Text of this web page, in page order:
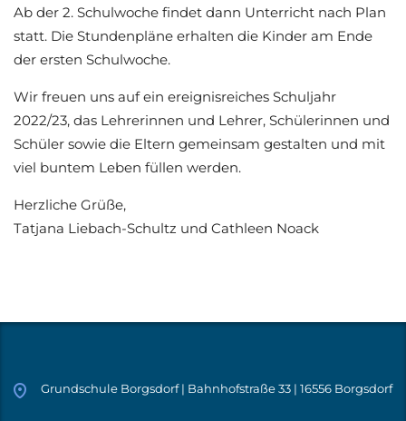
Ab der 2. Schulwoche findet dann Unterricht nach Plan
statt. Die Stundenpläne erhalten die Kinder am Ende
der ersten Schulwoche.
Wir freuen uns auf ein ereignisreiches Schuljahr
2022/23, das Lehrerinnen und Lehrer, Schülerinnen und
Schüler sowie die Eltern gemeinsam gestalten und mit
viel buntem Leben füllen werden.
Herzliche Grüße,
Tatjana Liebach-Schultz und Cathleen Noack
Grundschule Borgsdorf | Bahnhofstraße 33 | 16556 Borgsdorf